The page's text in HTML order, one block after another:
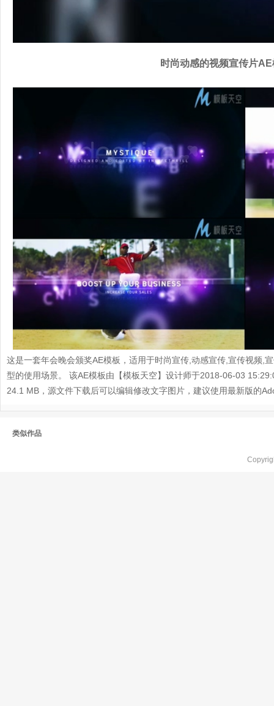
i
d
o
时尚动感的视频宣传片
这是一套年会晚会颁奖AE模板，适用于时尚宣传,动感宣传,宣传视频,
型的使用场景。 该AE模板由【模板天空】设计师于2018-06-03
24.1 MB，源文件下载后可以编辑修改文字图片，建议使用最新版的
类似作品